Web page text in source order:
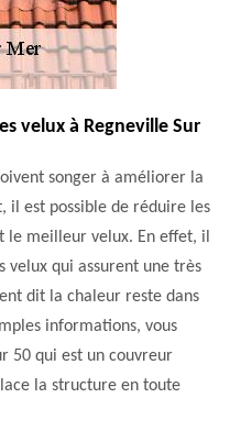
velux à Regneville Sur
songer à améliorer la
il est possible de réduire les
le meilleur velux. En effet, il
velux qui assurent une très
dit la chaleur reste dans
informations, vous
50 qui est un couvreur
la structure en toute